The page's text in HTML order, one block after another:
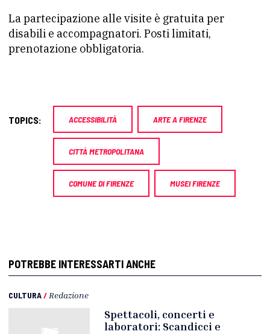
La partecipazione alle visite è gratuita per
disabili e accompagnatori. Posti limitati,
prenotazione obbligatoria.
TOPICS: ACCESSIBILITÀ ARTE A FIRENZE
CITTÀ METROPOLITANA
COMUNE DI FIRENZE MUSEI FIRENZE
POTREBBE INTERESSARTI ANCHE
CULTURA/ Redazione
Spettacoli, concerti e
laboratori: Scandicci e